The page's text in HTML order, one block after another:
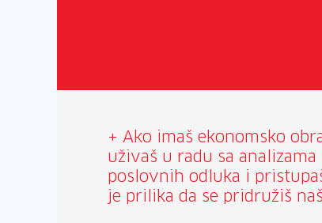
+ Ako imaš ekonomsko
uživaš u radu sa
poslovnih odluka i
je prilika da se pridružiš